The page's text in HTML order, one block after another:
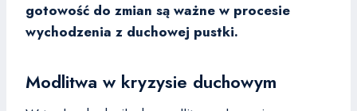
gotowość do zmian są ważne w procesie
wychodzenia z duchowej pustki.
Modlitwa w kryzysie duchowym